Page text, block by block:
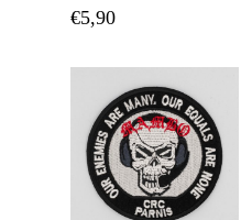
€5,90